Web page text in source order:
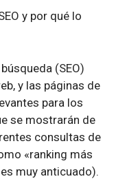
y por qué lo
(SEO)
y las páginas de
para los
se mostrarán de
consultas de
«ranking más
muy anticuado).